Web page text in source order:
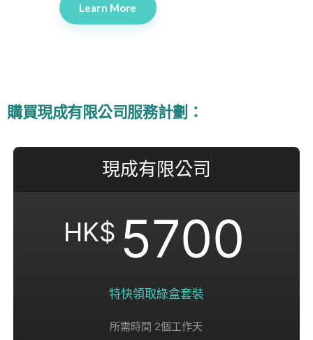
Learn More
購買現成有限公司服務計劃：
現成有限公司
HK$ 5700
特快領取綠盒套裝
所需時間 2個工作天